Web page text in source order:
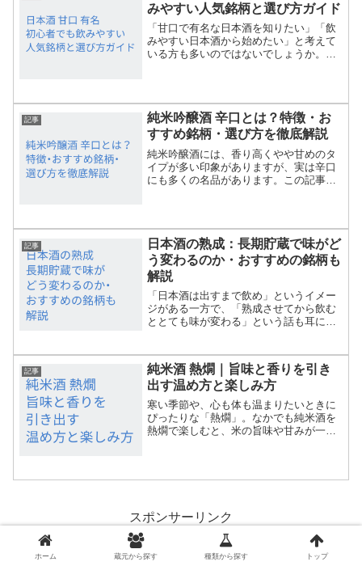
みやすい人気銘柄と選び方ガイド
「甘口で有名な日本酒を知りたい」「飲
みやすい日本酒から始めたい」と考えて
いる方も多いのではないでしょうか。甘
人気銘柄や選び方、楽し...
記事
純米吟醸酒 辛口とは？特徴・お
すすめ銘柄・選び方を徹底解説
純米吟醸酒には、香り高くやや甘めのタ
イプが多い印象がありますが、実は辛口
にも多くの名品があります。この記事で
酒初心者でも理解できるよ...
記事
日本酒の熟成：長期貯蔵で味がど
う変わるのか・おすすめの銘柄も
解説
「日本酒は出すまで飲め」というイメー
ジがある一方で、「熟成させてから飲む
ととても味が変わる」という話も耳にし
存するうえで注意すること」「実際に味
わってみたいおすすめ銘柄」...
記事
純米酒 熱燗｜旨味と香りを引き
出す温め方と楽しみ方
寒い季節や、心も体も温まりたいときに
ぴったりな「熱燗」。なかでも純米酒を
熱燗で楽しむと、米の旨味や甘みが一層
方、選び方まで、これから熱...
スポンサーリンク
ホーム 記事
ホーム 蔵元から探す 種類から探す トップ